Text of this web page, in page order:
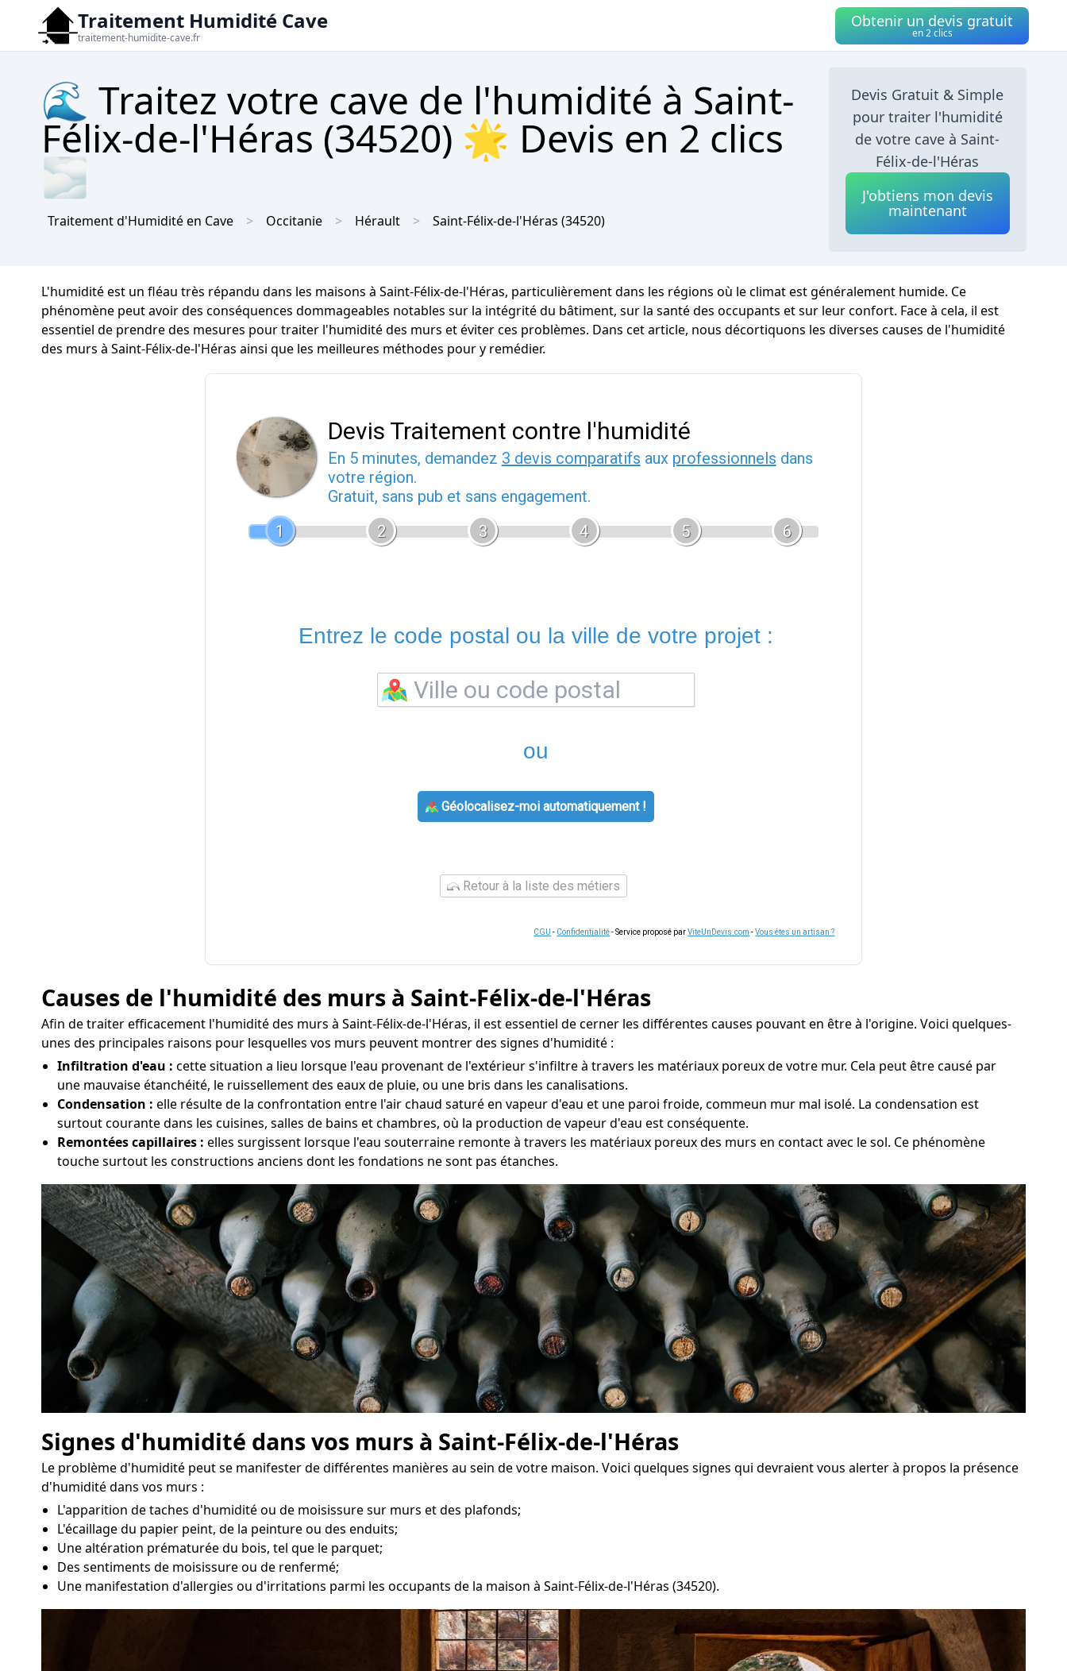
Traitement Humidité Cave
traitement-humidite-cave.fr
Obtenir un devis gratuit
en 2 clics
🌊 Traitez votre cave de l'humidité à Saint-
Félix-de-l'Héras (34520) 🌟 Devis en 2 clics
🌫
Traitement d'Humidité en Cave Occitanie Hérault Saint-Félix-de-l'Héras (34520)
Devis Gratuit & Simple
pour traiter l'humidité
de votre cave à Saint-
Félix-de-l'Héras
J'obtiens mon devis
maintenant
L'humidité est un fléau très répandu dans les maisons à Saint-Félix-de-l'Héras, particulièrement dans les régions où le climat est généralement humide. Ce
phénomène peut avoir des conséquences dommageables notables sur la intégrité du bâtiment, sur la santé des occupants et sur leur confort. Face à cela, il est
essentiel de prendre des mesures pour traiter l'humidité des murs et éviter ces problèmes. Dans cet article, nous décortiquons les diverses causes de l'humidité
des murs à Saint-Félix-de-l'Héras ainsi que les meilleures méthodes pour y remédier.
Devis Traitement contre l'humidité
En 5 minutes, demandez 3 devis comparatifs aux professionnels dans
votre région.
Gratuit, sans pub et sans engagement.
1
2 3 4 5 6
Entrez le code postal ou la ville de votre projet :
ou
Géolocalisez-moi automatiquement !
Retour à la liste des métiers
CGU - Confidentialité- Service proposé parViteUnDevis.com -Vous êtes un artisan ?
Causes de l'humidité des murs à Saint-Félix-de-l'Héras
Afin de traiter efficacement l'humidité des murs à Saint-Félix-de-l'Héras, il est essentiel de cerner les différentes causes pouvant en être à l'origine. Voici quelques-
unes des principales raisons pour lesquelles vos murs peuvent montrer des signes d'humidité :
Infiltration d'eau : cette situation a lieu lorsque l'eau provenant de l'extérieur s'infiltre à travers les matériaux poreux de votre mur. Cela peut être causé par
une mauvaise étanchéité, le ruissellement des eaux de pluie, ou une bris dans les canalisations.
Condensation : elle résulte de la confrontation entre l'air chaud saturé en vapeur d'eau et une paroi froide, commeun mur mal isolé. La condensation est
surtout courante dans les cuisines, salles de bains et chambres, où la production de vapeur d'eau est conséquente.
Remontées capillaires : elles surgissent lorsque l'eau souterraine remonte à travers les matériaux poreux des murs en contact avec le sol. Ce phénomène
touche surtout les constructions anciens dont les fondations ne sont pas étanches.
Signes d'humidité dans vos murs à Saint-Félix-de-l'Héras
Le problème d'humidité peut se manifester de différentes manières au sein de votre maison. Voici quelques signes qui devraient vous alerter à propos la présence
d'humidité dans vos murs :
L'apparition de taches d'humidité ou de moisissure sur murs et des plafonds;
L'écaillage du papier peint, de la peinture ou des enduits;
Une altération prématurée du bois, tel que le parquet;
Des sentiments de moisissure ou de renfermé;
Une manifestation d'allergies ou d'irritations parmi les occupants de la maison à Saint-Félix-de-l'Héras (34520).